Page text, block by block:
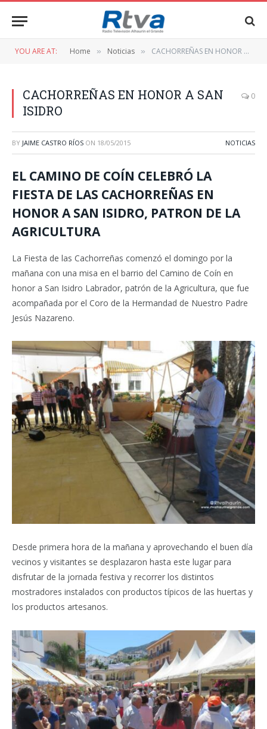
YOU ARE AT: Home » Noticias » CACHORREÑAS EN HONOR A SAN ISIDRO
CACHORREÑAS EN HONOR A SAN
ISIDRO
0
BY JAIME CASTRO RÍOS ON 18/05/2015 NOTICIAS
EL CAMINO DE COÍN CELEBRÓ LA
FIESTA DE LAS CACHORREÑAS EN
HONOR A SAN ISIDRO, PATRON DE LA
AGRICULTURA
La Fiesta de las Cachorreñas comenzó el domingo por la
mañana con una misa en el barrio del Camino de Coín en
honor a San Isidro Labrador, patrón de la Agricultura, que fue
acompañada por el Coro de la Hermandad de Nuestro Padre
Jesús Nazareno.
Desde primera hora de la mañana y aprovechando el buen día
vecinos y visitantes se desplazaron hasta este lugar para
disfrutar de la jornada festiva y recorrer los distintos
mostradores instalados con productos típicos de las huertas y
los productos artesanos.